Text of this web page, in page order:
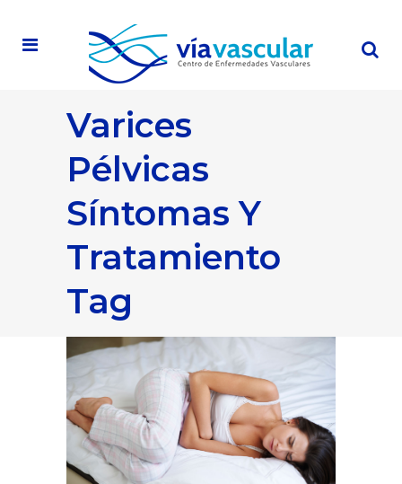
Varices
Pélvicas
Síntomas Y
Tratamiento
Tag